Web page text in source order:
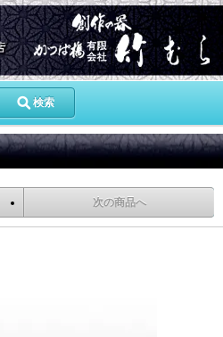
検索
次の商品へ